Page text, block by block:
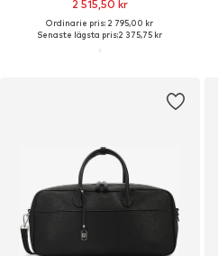
2 515,50 kr
Ordinarie pris: 2 795,00 kr
Senaste lägsta pris:2 375,75 kr